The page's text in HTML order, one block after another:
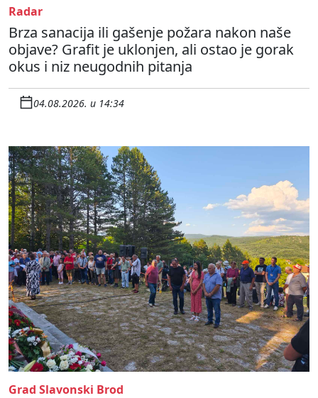
Radar
Brza sanacija ili gašenje požara nakon naše
objave? Grafit je uklonjen, ali ostao je gorak
okus i niz neugodnih pitanja
04.08.2026. u 14:34
Grad Slavonski Brod